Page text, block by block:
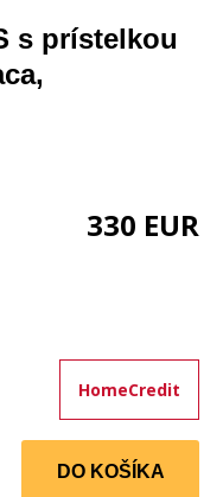
s prístelkou
330 EUR
HomeCredit
DO KOŠÍKA